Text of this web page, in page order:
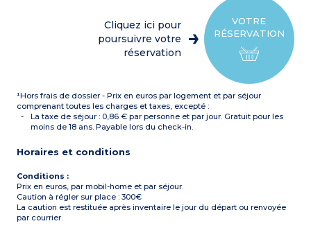
(capacité maximum 6
personnes bébé inclus)
emmener un barbecue
ELECTRIQUE
UNIQUEMENT.
réfrigérateur, plaques au
gaz ou vitro, four micro-
ondes, cafetière, évier,
Petite terrasse avec table et
chaises de jardin
(capacité maximum 8
personnes bébé inclus)
VOTRE
RÉSERVATION
Cliquez ici pour
poursuivre votre
réservation
¹Hors frais de dossier - Prix en euros par logement et par séjour
comprenant toutes les charges et taxes, excepté :
La taxe de séjour : 0,86 € par personne et par jour. Gratuit pour les
moins de 18 ans. Payable lors du check-in.
Horaires et conditions
Conditions :
Prix en euros, par mobil-home et par séjour.
Caution à régler sur place : 300€
La caution est restituée après inventaire le jour du départ ou renvoyée
par courrier.